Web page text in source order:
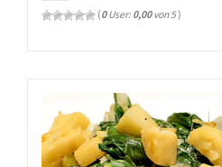
(0User: 0,00von 5)